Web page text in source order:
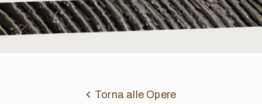
Franco
Daverio
Torna alle Opere